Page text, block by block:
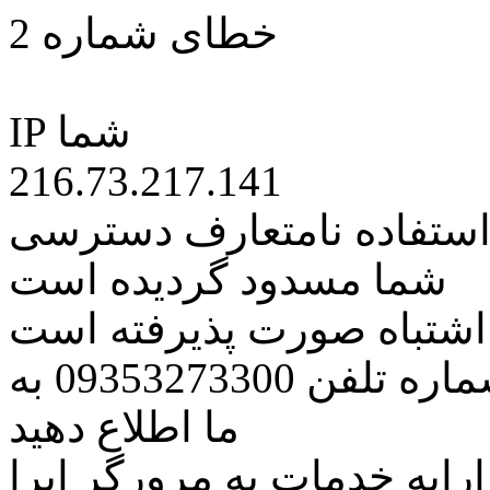
خطای شماره 2
IP شما
216.73.217.141
نامتعارف دسترسی
شما مسدود گردیده است
اشتباه صورت پذیرفته است
مراتب این مسئله را از طریق شماره تلفن 09353273300 به
ما اطلاع دهید
خدمات به مرورگر اپرا